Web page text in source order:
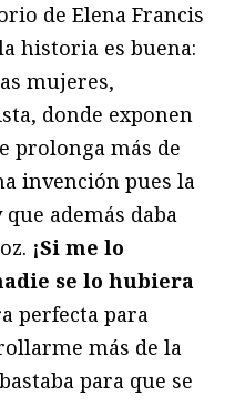
de Elena Francis
historia es buena:
mujeres,
donde exponen
prolonga más de
invención pues la
además daba
¡Si me lo
se lo hubiera
perfecta para
más de la
para que se